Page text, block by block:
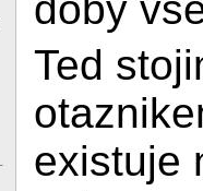
doby
Ted
existuje